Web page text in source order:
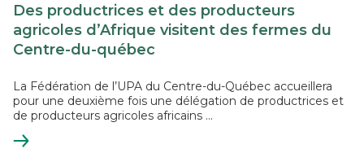
Des productrices et des producteurs
agricoles d’Afrique visitent des fermes du
Centre-du-québec
La Fédération de l’UPA du Centre-du-Québec accueillera
pour une deuxième fois une délégation de productrices et
de producteurs agricoles africains ...
En